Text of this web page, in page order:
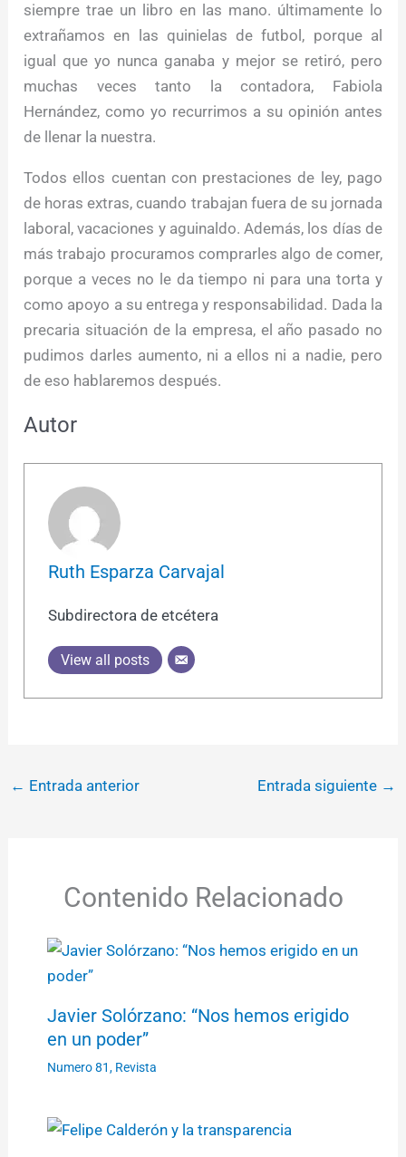
siempre trae un libro en las mano. últimamente lo
extrañamos en las quinielas de futbol, porque al
igual que yo nunca ganaba y mejor se retiró, pero
muchas veces tanto la contadora, Fabiola
Hernández, como yo recurrimos a su opinión antes
de llenar la nuestra.
Todos ellos cuentan con prestaciones de ley, pago
de horas extras, cuando trabajan fuera de su jornada
laboral, vacaciones y aguinaldo. Además, los días de
más trabajo procuramos comprarles algo de comer,
porque a veces no le da tiempo ni para una torta y
como apoyo a su entrega y responsabilidad. Dada la
precaria situación de la empresa, el año pasado no
pudimos darles aumento, ni a ellos ni a nadie, pero
de eso hablaremos después.
Autor
Ruth Esparza Carvajal
Subdirectora de etcétera
View all posts
← Entrada anterior Entrada siguiente →
Contenido Relacionado
Javier Solórzano: “Nos hemos erigido
en un poder”
Numero 81, Revista